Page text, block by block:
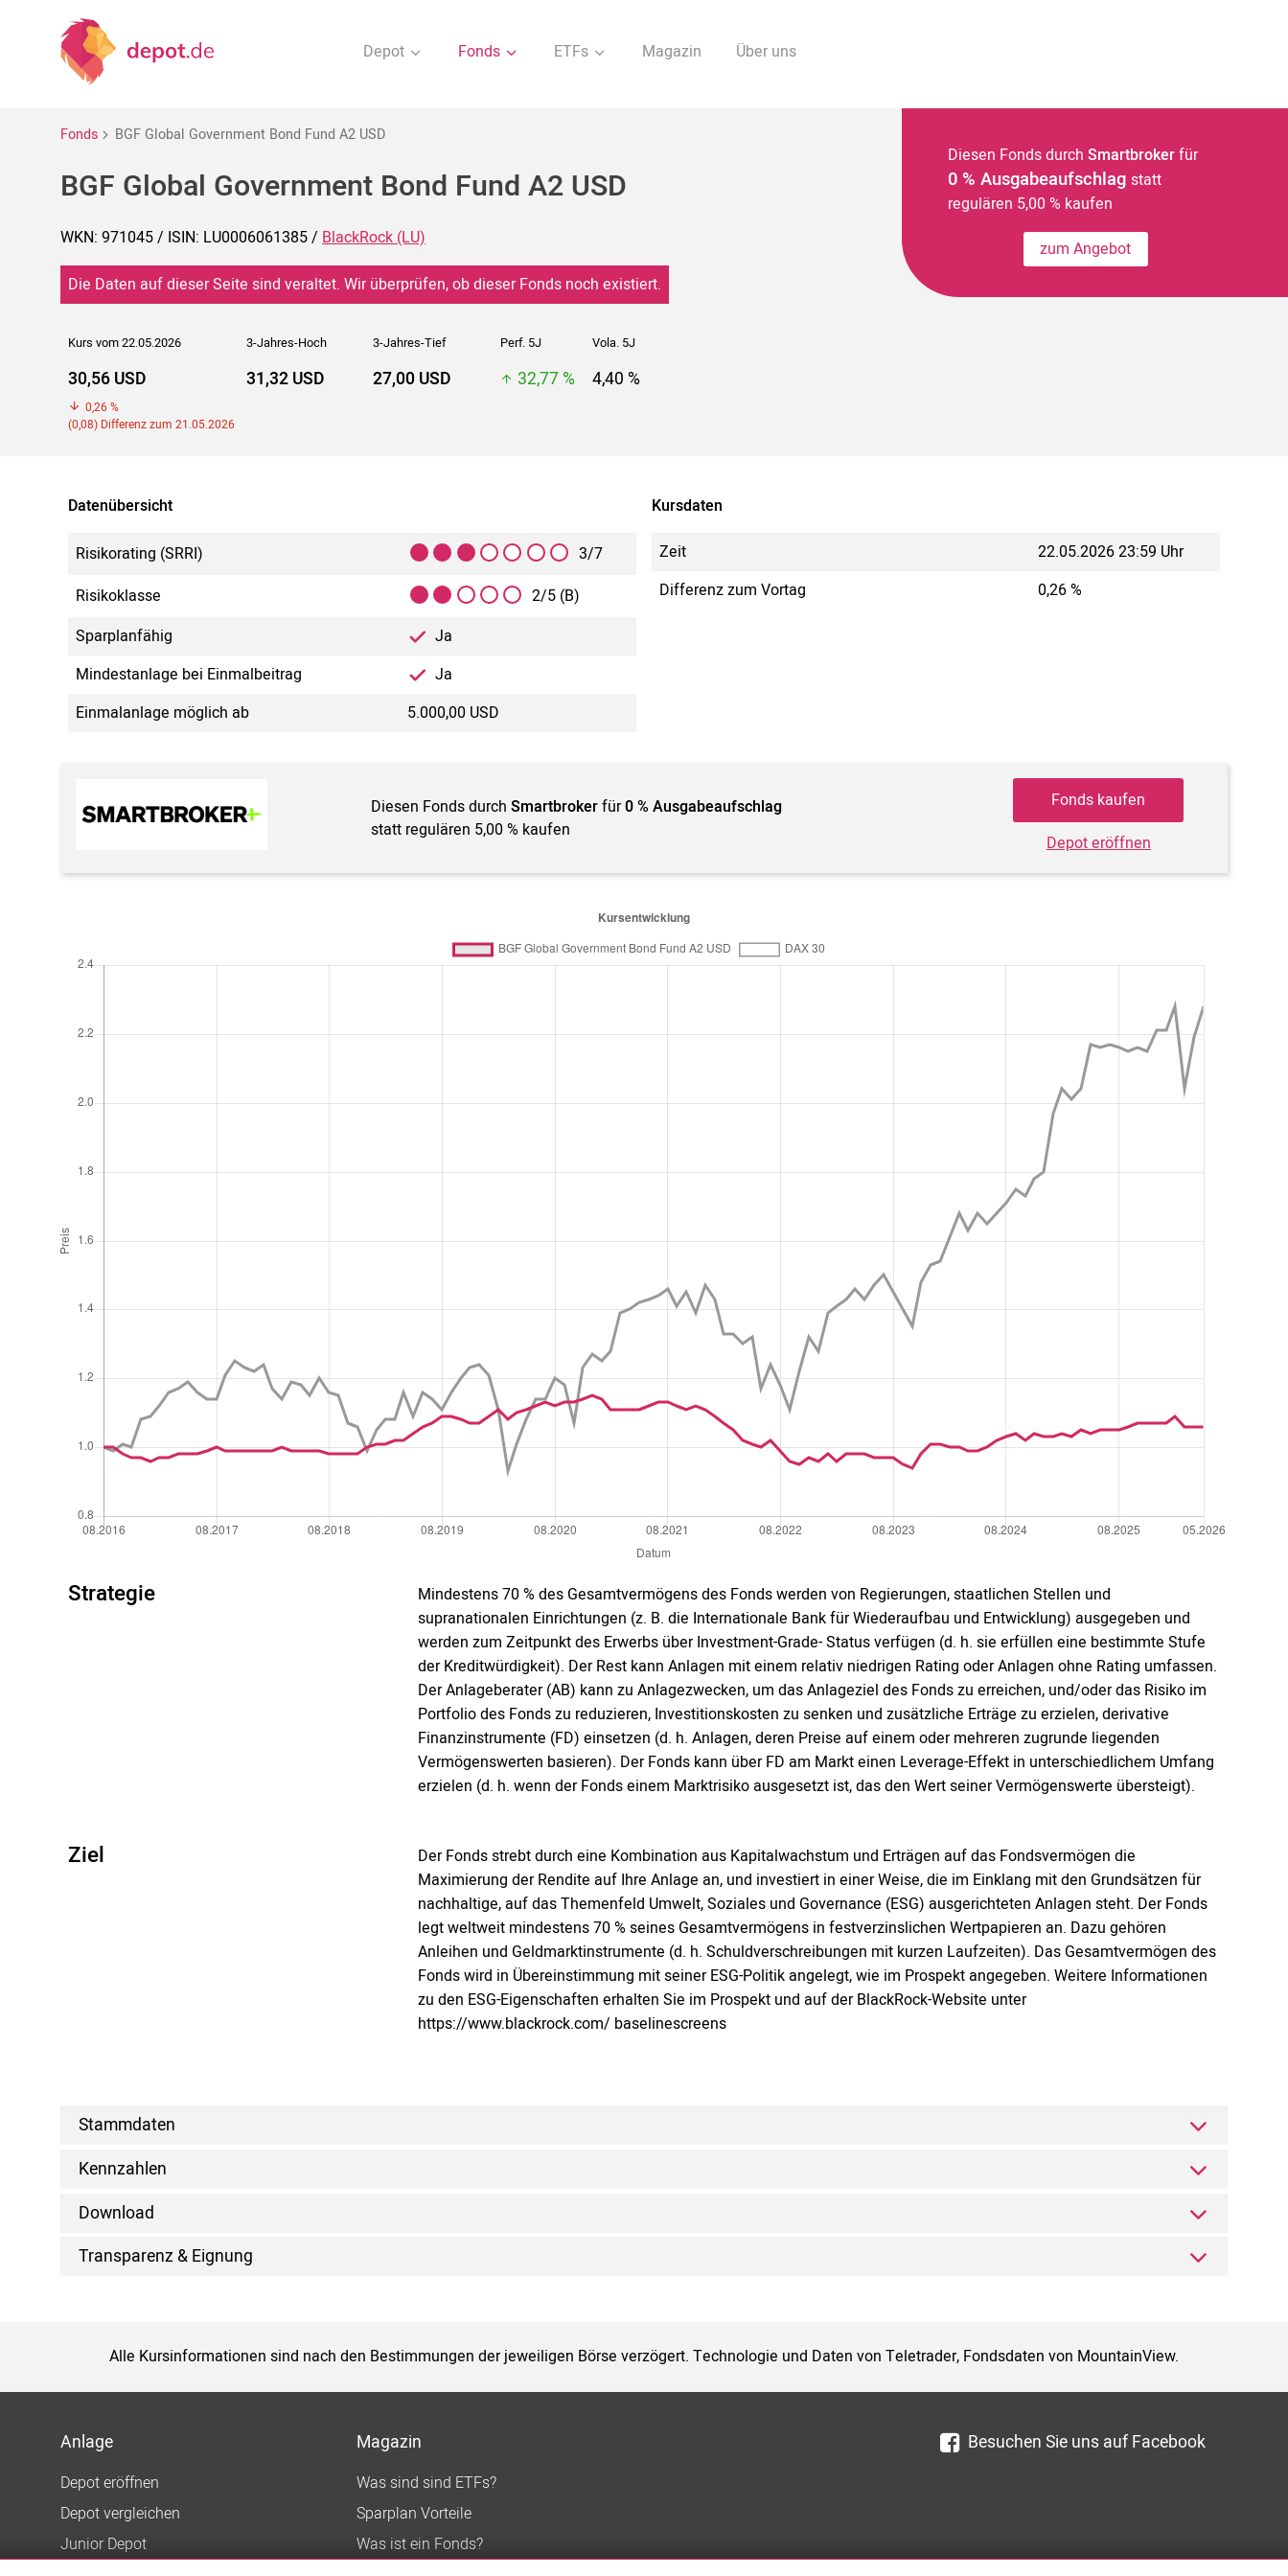
Depot Fonds ETFs Magazin Über uns
Fonds BGF Global Government Bond Fund A2 USD
BGF Global Government Bond Fund A2 USD
WKN: 971045 / ISIN: LU0006061385 / BlackRock (LU)
Die Daten auf dieser Seite sind veraltet. Wir überprüfen, ob dieser Fonds noch existiert.
Kurs vom 22.05.2026 3-Jahres-Hoch 3-Jahres-Tief Perf. 5J Vola. 5J
30,56 USD
0,26 %
(0,08) Differenz zum 21.05.2026
31,32 USD 27,00 USD 32,77 % 4,40 %
Diesen Fonds durch Smartbrokerfür
0 % Ausgabeaufschlag statt
regulären 5,00 % kaufen
zum Angebot
Datenübersicht
Risikorating (SRRI)
3/7
Risikoklasse
2/5 (B)
Sparplanfähig
Ja
Mindestanlage bei Einmalbeitrag
Ja
Einmalanlage möglich ab
5.000,00 USD
Kursdaten
Zeit
22.05.2026 23:59 Uhr
Differenz zum Vortag
0,26 %
Diesen Fonds durchSmartbrokerfür0 % Ausgabeaufschlag
statt regulären 5,00 % kaufen
Fonds kaufen
Depot eröffnen
Strategie
Mindestens 70 % des Gesamtvermögens des Fonds werden von Regierungen, staatlichen Stellen und
supranationalen Einrichtungen (z. B. die Internationale Bank für Wiederaufbau und Entwicklung) ausgegeben und
werden zum Zeitpunkt des Erwerbs über Investment-Grade- Status verfügen (d. h. sie erfüllen eine bestimmte Stufe
der Kreditwürdigkeit). Der Rest kann Anlagen mit einem relativ niedrigen Rating oder Anlagen ohne Rating umfassen.
Der Anlageberater (AB) kann zu Anlagezwecken, um das Anlageziel des Fonds zu erreichen, und/oder das Risiko im
Portfolio des Fonds zu reduzieren, Investitionskosten zu senken und zusätzliche Erträge zu erzielen, derivative
Finanzinstrumente (FD) einsetzen (d. h. Anlagen, deren Preise auf einem oder mehreren zugrunde liegenden
Vermögenswerten basieren). Der Fonds kann über FD am Markt einen Leverage-Effekt in unterschiedlichem Umfang
erzielen (d. h. wenn der Fonds einem Marktrisiko ausgesetzt ist, das den Wert seiner Vermögenswerte übersteigt).
Ziel
Der Fonds strebt durch eine Kombination aus Kapitalwachstum und Erträgen auf das Fondsvermögen die
Maximierung der Rendite auf Ihre Anlage an, und investiert in einer Weise, die im Einklang mit den Grundsätzen für
nachhaltige, auf das Themenfeld Umwelt, Soziales und Governance (ESG) ausgerichteten Anlagen steht. Der Fonds
legt weltweit mindestens 70 % seines Gesamtvermögens in festverzinslichen Wertpapieren an. Dazu gehören
Anleihen und Geldmarktinstrumente (d. h. Schuldverschreibungen mit kurzen Laufzeiten). Das Gesamtvermögen des
Fonds wird in Übereinstimmung mit seiner ESG-Politik angelegt, wie im Prospekt angegeben. Weitere Informationen
zu den ESG-Eigenschaften erhalten Sie im Prospekt und auf der BlackRock-Website unter
https://www.blackrock.com/ baselinescreens
Stammdaten
Kennzahlen
Download
Transparenz & Eignung
Alle Kursinformationen sind nach den Bestimmungen der jeweiligen Börse verzögert. Technologie und Daten von Teletrader, Fondsdaten von MountainView.
Anlage
Depot eröffnen
Depot vergleichen
Junior Depot
Magazin
Was sind sind ETFs?
Sparplan Vorteile
Was ist ein Fonds?
Besuchen Sie uns auf Facebook